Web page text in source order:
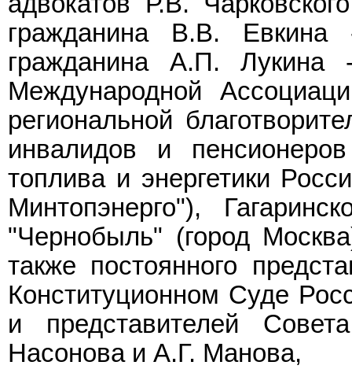
гражданина В.В. Евкина
гражданина А.П. Лукина
Международной
региональной
инвалидов и
топлива и энергетики
Минтопэнерго"),
"Чернобыль" (город
также постоянного
Конституционном Суде
и представителей
Насонова и А.Г. Манова,